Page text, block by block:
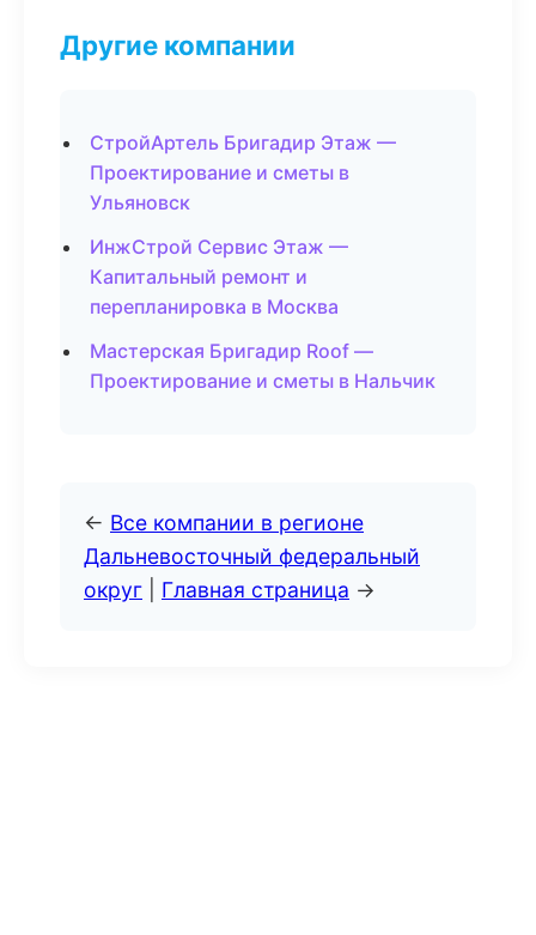
Другие компании
СтройАртель Бригадир Этаж —
Проектирование и сметы в
Ульяновск
ИнжСтрой Сервис Этаж —
Капитальный ремонт и
перепланировка в Москва
Мастерская Бригадир Roof —
Проектирование и сметы в Нальчик
← Все компании в регионе
Дальневосточный федеральный
округ
Главная страница →